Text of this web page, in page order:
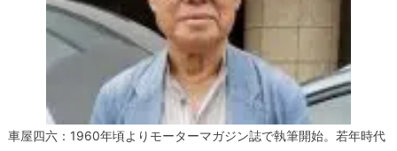
車屋四六：1960年頃よりモーターマガジン誌で執筆開始。若年時代